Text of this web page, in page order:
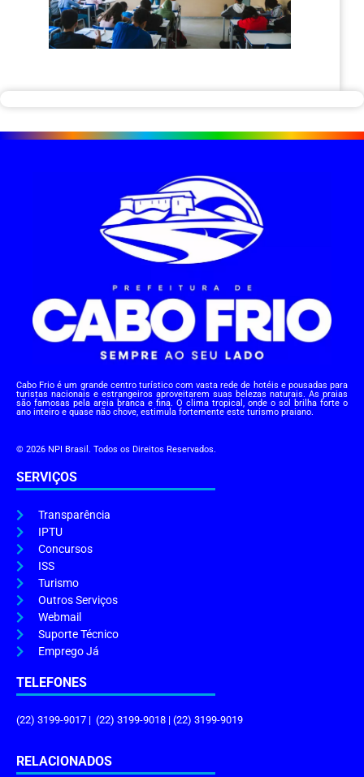
Cabo Frio é um grande centro turístico com vasta rede de hotéis e pousadas para
turistas nacionais e estrangeiros aproveitarem suas belezas naturais. As praias
são famosas pela areia branca e fina. O clima tropical, onde o sol brilha forte o
ano inteiro e quase não chove, estimula fortemente este turismo praiano.
© 2026 NPI Brasil. Todos os Direitos Reservados.
SERVIÇOS
Transparência
IPTU
Concursos
ISS
Turismo
Outros Serviços
Webmail
Suporte Técnico
Emprego Já
TELEFONES
(22) 3199-9017 | (22) 3199-9018 | (22) 3199-9019
RELACIONADOS